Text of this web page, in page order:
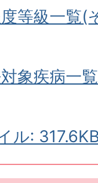
等級一覧(
象疾病一
ル: